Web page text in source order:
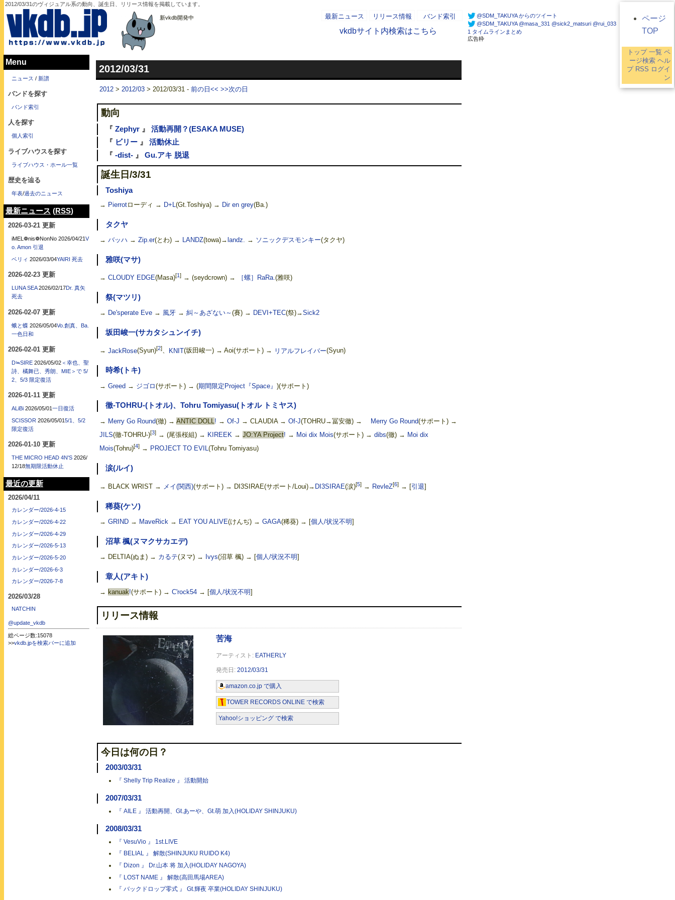
2012/03/31のヴィジュアル系の動向、誕生日、リリース情報を掲載しています。
新vkdb開発中 最新ニュース リリース情報 バンド索引
vkdbサイト内検索はこちら
- AD -
2012/03/31
2012> 2012/03> 2012/03/31 - 前の日<< >>次の日
動向
『 Zephyr』 活動再開？(ESAKA MUSE)
『 ビリー』 活動休止
『 -dist-』 Gu.アキ 脱退
誕生日/3/31
Toshiya
→ Pierrotローディ → D+L(Gt.Toshiya) → Dir en grey(Ba.)
タクヤ
→ バッハ → Zip.er(とわ) → LANDZ(towa)→ landz. → ソニックデスモンキー(タクヤ)
雅咲(マサ)
→ CLOUDY EDGE(Masa)[1]→ (seydcrown) → ［螺］RaRa.(雅咲)
祭(マツリ)
→ De'sperate Eve→ 風牙→ 糾～あざない～(賽) → DEVI+TEC(祭)→Sick2
坂田峻一(サカタシュンイチ)
→ JackRose(Syun)[2]、 KNIT(坂田峻一) → Aoi(サポート) → リアルフレイバー(Syun)
時希(トキ)
→ Greed → ジゴロ(サポート) → (期間限定Project『Space』 )(サポート)
徹-TOHRU-(トオル)、Tohru Tomiyasu(トオル トミヤス)
→ Merry Go Round(徹) → ANTIC DOLL ! → Of-J → CLAUDIA → Of-J(TOHRU→冨安徹) → Merry Go Round(サポート) →
JILS(徹-TOHRU-)[3]→ (尾張桜組) → KIREEK→ JO:YA Project! → Moi dix Mois(サポート) → dibs(徹) → Moi dix
Mois(Tohru)[4]→ PROJECT TO EVIL(Tohru Tomiyasu)
涙(ルイ)
→ BLACK WRIST → メイ(関西)(サポート) → DI3SIRAE(サポート/Loui)→ DI3SIRAE(涙)[5]→ RevleZ[6]→ [引退]
稀葵(ケソ)
→ GRIND→ MaveRick→ EAT YOU ALIVE(けんぢ) → GAGA(稀葵) → [個人/状況不明]
沼草 楓(ヌマクサカエデ)
→ DELTIA(ぬま) → カるテ(ヌマ) → Ivys(沼草 楓) → [個人/状況不明]
章人(アキト)
→ kanuak!(サポート) → C'rock54→ [個人/状況不明]
リリース情報
苦海
EATHERLY
2012/03/31
amazon.co.jp で購入
TOWER RECORDS ONLINE で検索
Yahoo!ショッピング で検索
今日は何の日？
2003/03/31
『 Shelly Trip Realize 』 活動開始
2007/03/31
『 AILE 』 活動再開、Gt.あーや、Gt.萌 加入(HOLIDAY SHINJUKU)
2008/03/31
『 VesuVio 』 1st.LIVE
『 BELIAL 』 解散(SHINJUKU RUIDO K4)
『 Dizon 』 Dr.山本 将 加入(HOLIDAY NAGOYA)
『 LOST NAME 』 解散(高田馬場AREA)
『 バックドロップ零式 』 Gt.輝夜 卒業(HOLIDAY SHINJUKU)
@SDM_TAKUYA からのツイート
@SDM_TAKUYA @masa_331 @sick2_matsuri @rui_033
1 タイムラインまとめ
広告枠
Menu
ニュース / 新譜
バンドを探す
バンド索引
人を探す
個人索引
ライブハウスを探す
ライブハウス・ホール一覧
歴史を辿る
年表/過去のニュース
最新ニュース (RSS)
2026-03-21 更新
iMEL❁nis❁NonNo 2026/04/21 V
o. Amon 引退
ベリィ 2026/03/04YAIRI 死去
2026-02-23 更新
LUNA SEA 2026/02/17Dr. 真矢
死去
2026-02-07 更新
蛾と蝶 2026/05/04Vo.創真、Ba.
一色日和
2026-02-01 更新
D≒SIRE 2026/05/02＜幸也、聖
詩、橘舞已、秀朗、MIE＞で 5/
2、5/3 限定復活
2026-01-11 更新
ALiBi 2026/05/01一日復活
SCISSOR 2026/05/015/1、5/2
限定復活
2026-01-10 更新
THE MICRO HEAD 4N'S 2026/
12/18無期限活動休止
最近の更新
2026/04/11
カレンダー/2026-4-15
カレンダー/2026-4-22
カレンダー/2026-4-29
カレンダー/2026-5-13
カレンダー/2026-5-20
カレンダー/2026-6-3
カレンダー/2026-7-8
2026/03/28
NATCHIN
@update_vkdb
総ページ数:15078
>>vkdb.jpを検索バーに追加
ページ
TOP
トップ 一覧 ペ
ージ検索 ヘル
プ RSS ログイ
ン